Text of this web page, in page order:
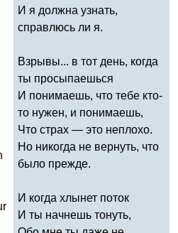
И я должна узнать,
справлюсь ли я.
Взрывы... в тот день, когда
ты просыпаешься
И понимаешь, что тебе кто-
то нужен, и понимаешь,
Что страх — это неплохо.
Но никогда не вернуть, что
было прежде.
И когда хлынет поток
И ты начнешь тонуть,